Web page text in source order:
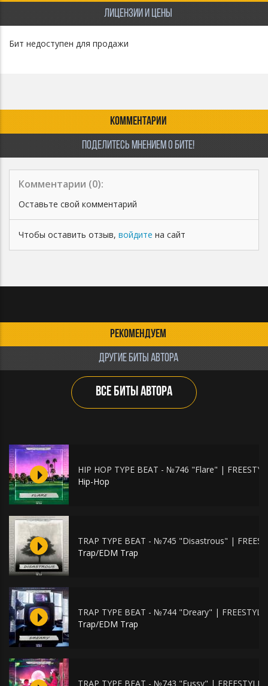
ЛИЦЕНЗИИ И ЦЕНЫ
Бит недоступен для продажи
КОММЕНТАРИИ
ПОДЕЛИТЕСЬ МНЕНИЕМ О БИТЕ!
Комментарии (0):
Оставьте свой комментарий
Чтобы оставить отзыв, войдите на сайт
РЕКОМЕНДУЕМ
ДРУГИЕ БИТЫ АВТОРА
ВСЕ БИТЫ АВТОРА
HIP HOP TYPE BEAT - №746 "Flare" |
Hip-Hop
TRAP TYPE BEAT - №745 "Disastrous" |
Trap/EDM Trap
TRAP TYPE BEAT - №744 "Dreary" |
Trap/EDM Trap
TRAP TYPE BEAT - №743 "Fussy" | FREESTYLE